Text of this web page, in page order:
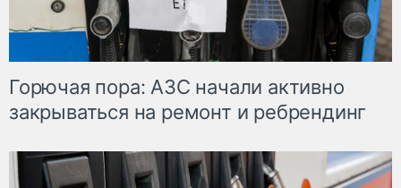
Горючая пора: АЗС начали активно
закрываться на ремонт и ребрендинг